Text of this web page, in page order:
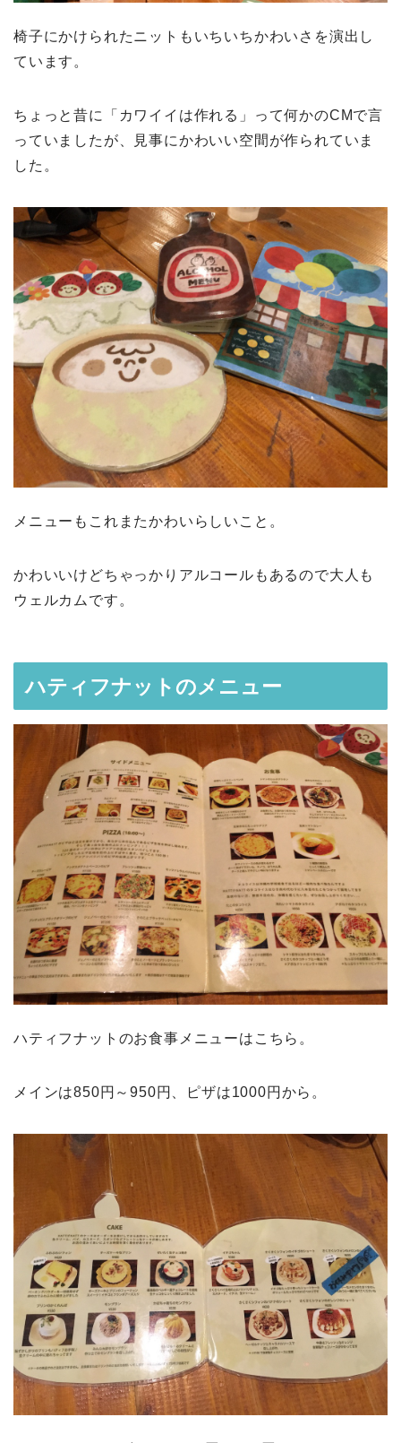
椅子にかけられたニットもいちいちかわいさを演出し
ています。
ちょっと昔に「カワイイは作れる」って何かのCMで言
っていましたが、見事にかわいい空間が作られていま
した。
メニューもこれまたかわいらしいこと。
かわいいけどちゃっかりアルコールもあるので大人も
ウェルカムです。
ハティフナットのメニュー
ハティフナットのお食事メニューはこちら。
メインは850円～950円、ピザは1000円から。